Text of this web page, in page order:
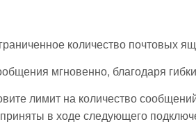
количество почтовых
мгновенно, благодаря
лимит на количество
в ходе следующего